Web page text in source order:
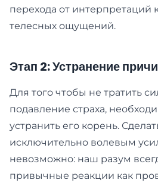
перехода от
телесных ощущений.
Этап 2: Устранение
Для того чтобы не тратить
подавление страха,
устранить его корень.
исключительно волевым
невозможно: наш разум
привычные реакции как